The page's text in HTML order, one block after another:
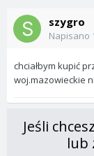
szygro
Napisano
chciałbym kupić
woj.mazowieckie
Jeśli
lub